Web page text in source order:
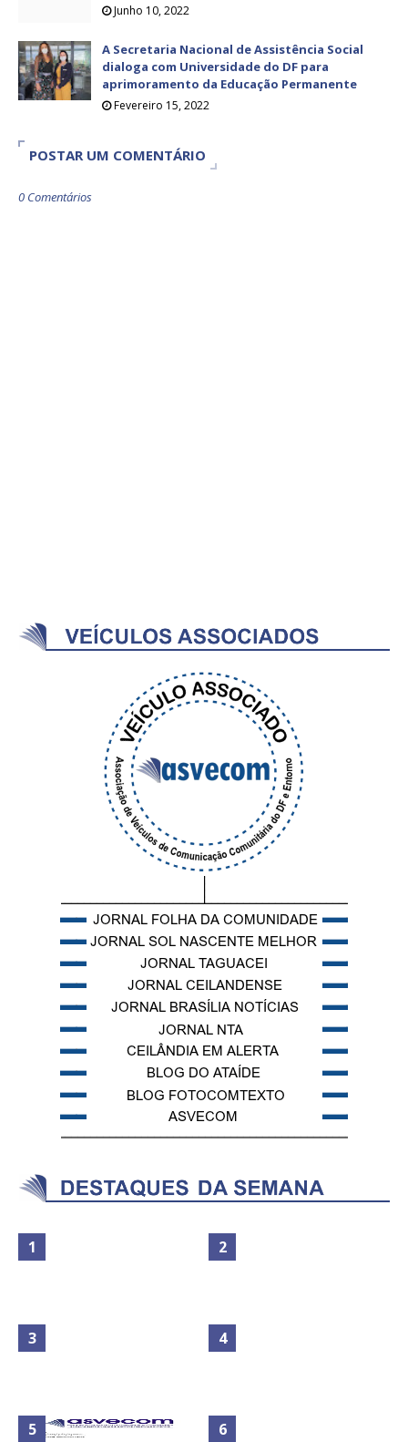
Junho 10, 2022
A Secretaria Nacional de Assistência Social
dialoga com Universidade do DF para
aprimoramento da Educação Permanente
Fevereiro 15, 2022
POSTAR UM COMENTÁRIO
0 Comentários